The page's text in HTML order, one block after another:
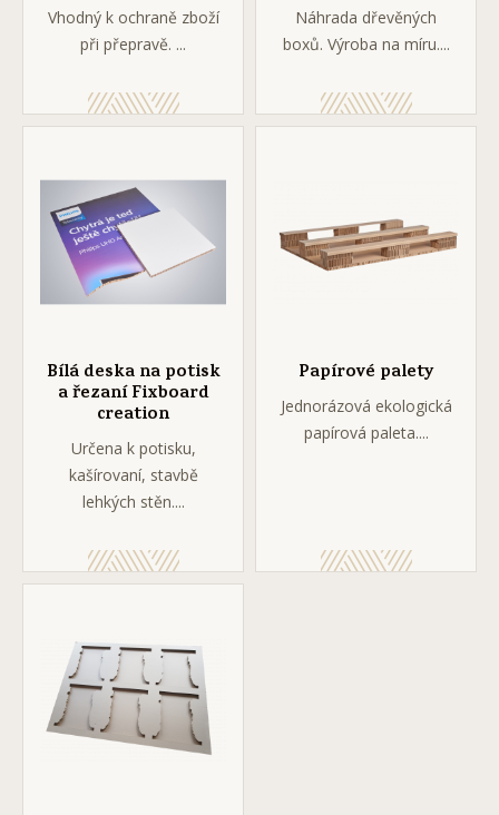
Vhodný k ochraně zboží
při přepravě. ...
Náhrada dřevěných
boxů. Výroba na míru....
Bílá deska na potisk
a řezaní Fixboard
creation
Určena k potisku,
kašírovaní, stavbě
lehkých stěn....
Papírové palety
Jednorázová ekologická
papírová paleta....